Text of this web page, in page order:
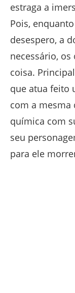
estraga a
Pois,
desespero, a
necessário,
coisa.
que atua feito
com a mesma
química com
seu
para ele